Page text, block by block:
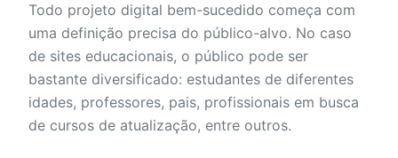
Todo projeto digital bem-sucedido começa com
uma definição precisa do público-alvo. No caso
de sites educacionais, o público pode ser
bastante diversificado: estudantes de diferentes
idades, professores, pais, profissionais em busca
de cursos de atualização, entre outros.